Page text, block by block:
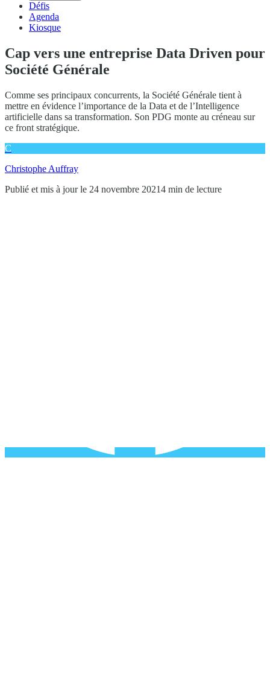
Défis
Agenda
Kiosque
Cap vers une entreprise Data Driven pour
Société Générale
Comme ses principaux concurrents, la Société Générale tient à
mettre en évidence l’importance de la Data et de l’Intelligence
artificielle dans sa transformation. Son PDG monte au créneau sur
ce front stratégique.
C
Christophe Auffray
Publié et mis à jour le 24 novembre 20214 min de lecture